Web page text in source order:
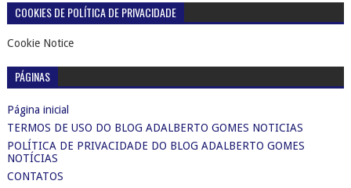
COOKIES DE POLÍTICA DE PRIVACIDADE
Cookie Notice
PÁGINAS
Página inicial
TERMOS DE USO DO BLOG ADALBERTO GOMES NOTICIAS
POLÍTICA DE PRIVACIDADE DO BLOG ADALBERTO GOMES
NOTÍCIAS
CONTATOS